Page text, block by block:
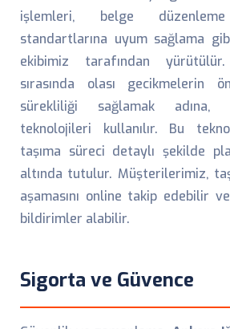
işlemleri, belge
standartlarına uyum sağlama
ekibimiz tarafından
sırasında olası gecikmelerin
sürekliliği sağlamak adına,
teknolojileri kullanılır. Bu
taşıma süreci detaylı şekilde
altında tutulur. Müşterilerimiz,
aşamasını online takip edebilir
bildirimler alabilir.
Sigorta ve Güvence